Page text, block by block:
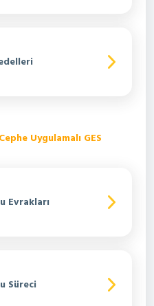
Uygulamalı GES
Evrakları
Süreci